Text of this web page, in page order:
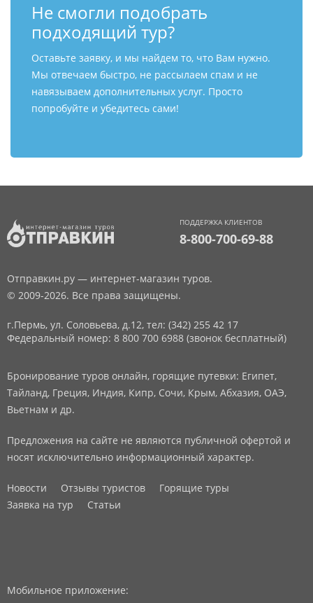
Не смогли подобрать
подходящий тур?
Оставьте заявку, и мы найдем то, что Вам нужно.
Мы отвечаем быстро, не рассылаем спам и не
навязываем дополнительных услуг. Просто
попробуйте и убедитесь сами!
ПОДДЕРЖКА КЛИЕНТОВ
8-800-700-69-88
Отправкин.ру — интернет-магазин туров.
© 2009-2026. Все права защищены.
г.Пермь, ул. Соловьева, д.12, тел: (342) 255 42 17
Федеральный номер: 8 800 700 6988 (звонок бесплатный)
Бронирование туров онлайн, горящие путевки: Египет,
Тайланд, Греция, Индия, Кипр, Сочи, Крым, Абхазия, ОАЭ,
Вьетнам и др.
Предложения на сайте не являются публичной офертой и
носят исключительно информационный характер.
Новости Отзывы туристов
Горящие туры
Заявка на тур
Статьи
Мобильное приложение: